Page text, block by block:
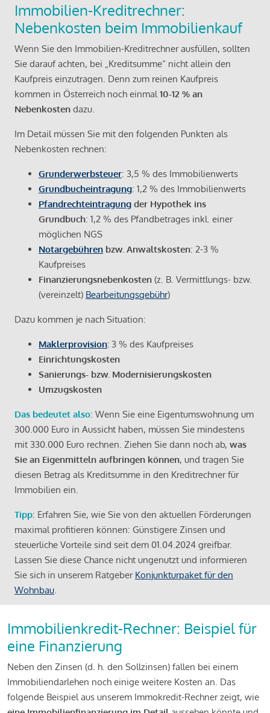
Immobilien-Kreditrechner:
Nebenkosten beim Immobilienkauf
Wenn Sie den Immobilien-Kreditrechner ausfüllen, sollten
Sie darauf achten, bei „Kreditsumme“ nicht allein den
Kaufpreis einzutragen. Denn zum reinen Kaufpreis
kommen in Österreich noch einmal10-12 % an
Nebenkosten dazu.
Im Detail müssen Sie mit den folgenden Punkten als
Nebenkosten rechnen:
Grunderwerbsteuer: 3,5 % des Immobilienwerts
Grundbucheintragung: 1,2 % des Immobilienwerts
Pfandrechteintragung der Hypothek ins
Grundbuch: 1,2 % des Pfandbetrages inkl. einer
möglichen NGS
Notargebühren bzw. Anwaltskosten: 2-3 %
Kaufpreises
Finanzierungsnebenkosten (z. B. Vermittlungs- bzw.
(vereinzelt) Bearbeitungsgebühr)
Dazu kommen je nach Situation:
Maklerprovision: 3 % des Kaufpreises
Einrichtungskosten
Sanierungs- bzw. Modernisierungskosten
Umzugskosten
Das bedeutet also: Wenn Sie eine Eigentumswohnung um
300.000 Euro in Aussicht haben, müssen Sie mindestens
mit 330.000 Euro rechnen. Ziehen Sie dann noch ab, was
Sie an Eigenmitteln aufbringen können, und tragen Sie
diesen Betrag als Kreditsumme in den Kreditrechner für
Immobilien ein.
Tipp: Erfahren Sie, wie Sie von den aktuellen Förderungen
maximal profitieren können: Günstigere Zinsen und
steuerliche Vorteile sind seit dem 01.04.2024 greifbar.
Lassen Sie diese Chance nicht ungenutzt und informieren
Sie sich in unserem Ratgeber Konjunkturpaket für den
Wohnbau.
Immobilienkredit-Rechner: Beispiel für
eine Finanzierung
Neben den Zinsen (d. h. den Sollzinsen) fallen bei einem
Immobiliendarlehen noch einige weitere Kosten an. Das
folgende Beispiel aus unserem Immokredit-Rechner zeigt, wie